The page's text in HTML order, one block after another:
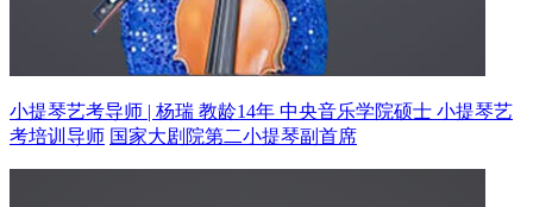
小提琴艺考导师 | 杨瑞 教龄14年 中央音乐学院硕士 小提琴艺
考培训导师 国家大剧院第二小提琴副首席